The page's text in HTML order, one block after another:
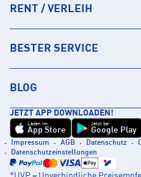
RENT / VERLEIH
BESTER SERVICE
BLOG
JETZT APP DOWNLOADEN!
Laden im
App Store
Jetzt bei
Google Play
Impressum AGB Datenschutz
Datenschutzeinstellungen